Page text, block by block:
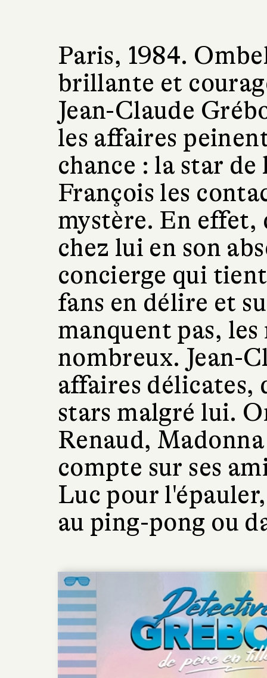
Paris, 1984.
brillante et
Jean-Claude
les affaires
chance : la star
François les
mystère. En effet,
chez lui en son
concierge qui
fans en délire et
manquent pas,
nombreux. Jean-
affaires délicates,
stars malgré lui.
Renaud,
compte sur ses
Luc pour
au ping-pong ou